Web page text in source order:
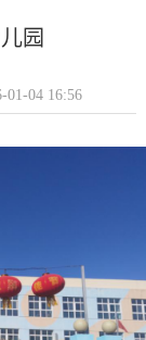
园
01-04 16:56